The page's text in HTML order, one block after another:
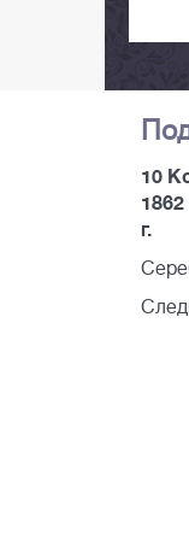
10
г.